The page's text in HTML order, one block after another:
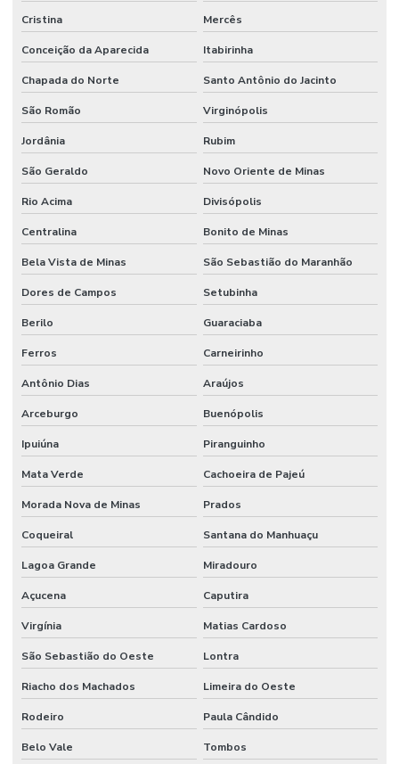
Cristina Mercês
Conceição da Aparecida Itabirinha
Chapada do Norte Santo Antônio do Jacinto
São Romão Virginópolis
Jordânia Rubim
São Geraldo Novo Oriente de Minas
Rio Acima Divisópolis
Centralina Bonito de Minas
Bela Vista de Minas São Sebastião do Maranhão
Dores de Campos Setubinha
Berilo Guaraciaba
Ferros Carneirinho
Antônio Dias Araújos
Arceburgo Buenópolis
Ipuiúna Piranguinho
Mata Verde Cachoeira de Pajeú
Morada Nova de Minas Prados
Coqueiral Santana do Manhuaçu
Lagoa Grande Miradouro
Açucena Caputira
Virgínia Matias Cardoso
São Sebastião do Oeste Lontra
Riacho dos Machados Limeira do Oeste
Rodeiro Paula Cândido
Belo Vale Tombos